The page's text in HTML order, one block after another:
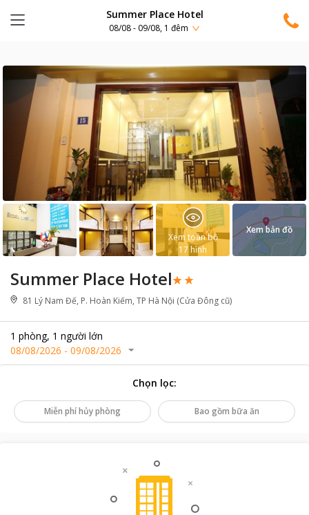
Summer Place Hotel
08/08 - 09/08, 1 đêm
Summer Place Hotel
81 Lý Nam Đế, P. Hoàn Kiếm, TP Hà Nội (Cửa Đông cũ)
1 phòng, 1 người lớn
08/08/2026 - 09/08/2026
Xem toàn bộ
17 hình
Xem bản đồ
Chọn lọc:
Miễn phí hủy phòng Bao gồm bữa ăn